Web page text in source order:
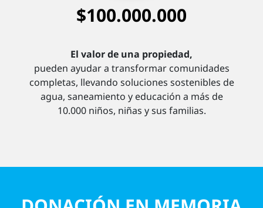
$100.000.000
El valor de una propiedad,
pueden ayudar a transformar comunidades
completas, llevando soluciones sostenibles de
agua, saneamiento y educación a más de
10.000 niños, niñas y sus familias.